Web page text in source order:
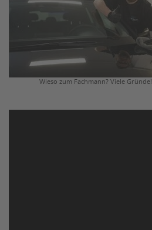
Wieso zum Fachmann? Viele Gründe!